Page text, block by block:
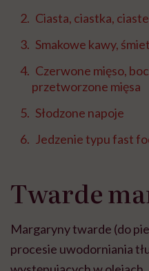
Ciasta, ciastka,
Smakowe kawy,
Czerwone mięso,
przetworzone mięsa
Słodzone napoje
Jedzenie typu fast
Twarde
Margaryny twarde (do
procesie uwodorniania